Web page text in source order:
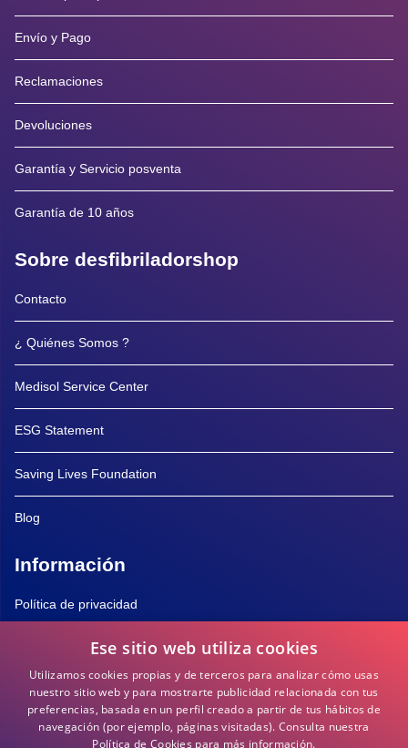
Envío y Pago
Reclamaciones
Devoluciones
Garantía y Servicio posventa
Garantía de 10 años
Sobre desfibriladorshop
Contacto
¿ Quiénes Somos ?
Medisol Service Center
ESG Statement
Saving Lives Foundation
Blog
Información
Política de privacidad
Política de Cookies
Términos y Condiciones
Preguntas frecuentes
Ese sitio web utiliza cookies
Utilizamos cookies propias y de terceros para analizar cómo usas
nuestro sitio web y para mostrarte publicidad relacionada con tus
preferencias, basada en un perfil creado a partir de tus hábitos de
navegación (por ejemplo, páginas visitadas). Consulta nuestra
Política de Cookies para más información.